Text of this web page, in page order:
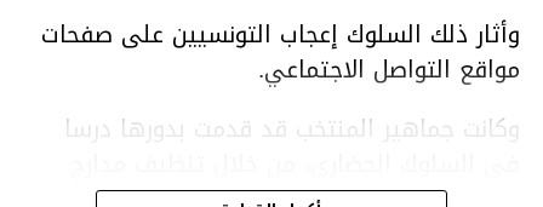
وأثار ذلك السلوك إعجاب التونسيين على صفحات
مواقع التواصل الاجتماعي.
وكانت جماهير المنتخب قد قدمت بدورها درسا